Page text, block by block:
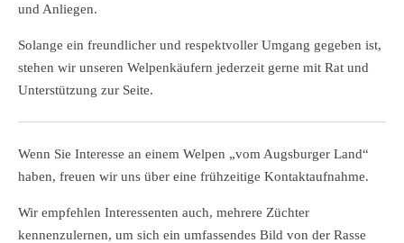
und Anliegen.
Solange ein freundlicher und respektvoller Umgang gegeben ist,
stehen wir unseren Welpenkäufern jederzeit gerne mit Rat und
Unterstützung zur Seite.
Wenn Sie Interesse an einem Welpen „vom Augsburger Land“
haben, freuen wir uns über eine frühzeitige Kontaktaufnahme.
Wir empfehlen Interessenten auch, mehrere Züchter
kennenzulernen, um sich ein umfassendes Bild von der Rasse